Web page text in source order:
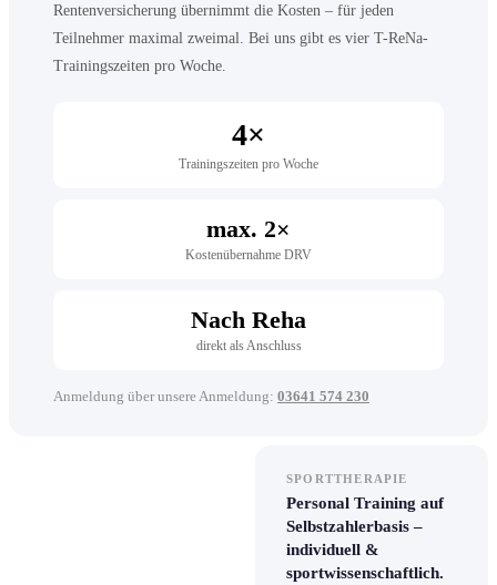
Rentenversicherung übernimmt die Kosten – für jeden
Teilnehmer maximal zweimal. Bei uns gibt es vier T-ReNa-
Trainingszeiten pro Woche.
4×
Trainingszeiten pro Woche
max. 2×
Kostenübernahme DRV
Nach Reha
direkt als Anschluss
Anmeldung über unsere Anmeldung: 03641 574 230
SPORTTHERAPIE
Personal Training auf
Selbstzahlerbasis –
individuell &
sportwissenschaftlich.